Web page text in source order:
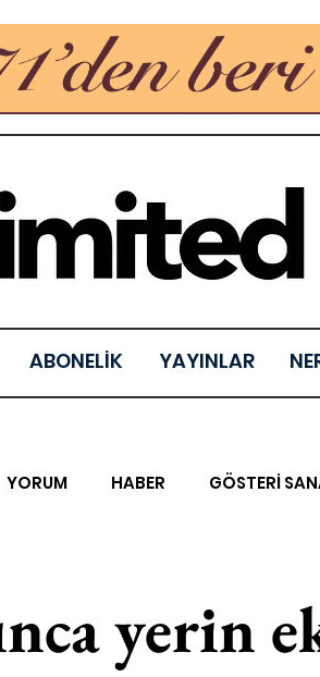
ABONELİK YAYINLAR
YORUM HABER GÖSTERİ
PORTRELER ON SORULUK
yerin